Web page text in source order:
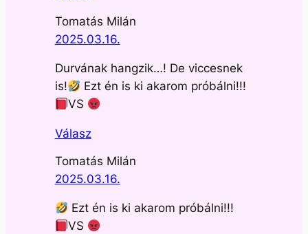
Tomatás Milán
2025.03.16.
Durvának hangzik…! De viccesnek
is!
Ezt én is ki akarom próbálni!!!
VS
Válasz
Tomatás Milán
2025.03.16.
Ezt én is ki akarom próbálni!!!
VS